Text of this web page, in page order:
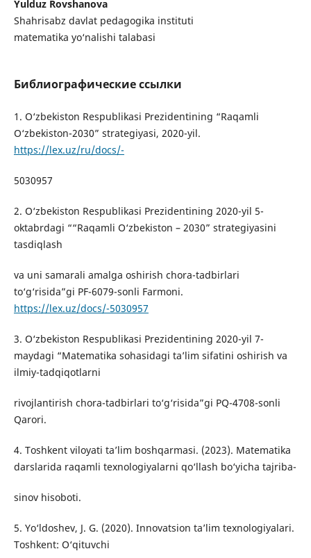
Yulduz Rovshanova
Shahrisabz davlat pedagogika instituti
matematika yo‘nalishi talabasi
Библиографические ссылки
1. O‘zbekiston Respublikasi Prezidentining “Raqamli
O‘zbekiston-2030” strategiyasi, 2020-yil.
https://lex.uz/ru/docs/-
5030957
2. O‘zbekiston Respublikasi Prezidentining 2020-yil 5-
oktabrdagi ““Raqamli O‘zbekiston – 2030” strategiyasini
tasdiqlash
va uni samarali amalga oshirish chora-tadbirlari
to‘g‘risida”gi PF-6079-sonli Farmoni.
https://lex.uz/docs/-5030957
3. O‘zbekiston Respublikasi Prezidentining 2020-yil 7-
maydagi “Matematika sohasidagi ta’lim sifatini oshirish va
ilmiy-tadqiqotlarni
rivojlantirish chora-tadbirlari to‘g‘risida”gi PQ-4708-sonli
Qarori.
4. Toshkent viloyati ta’lim boshqarmasi. (2023). Matematika
darslarida raqamli texnologiyalarni qo‘llash bo‘yicha tajriba-
sinov hisoboti.
5. Yo‘ldoshev, J. G. (2020). Innovatsion ta’lim texnologiyalari.
Toshkent: O‘qituvchi